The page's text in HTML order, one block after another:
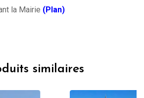
la Mairie (Plan)
similaires